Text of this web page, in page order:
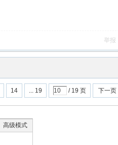
举报
14 ... 19 / 19 页 下一页
高级模式